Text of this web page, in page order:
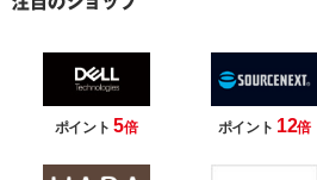
ポイント5倍 ポイント 12倍